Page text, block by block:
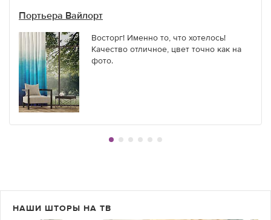
Портьера Вайлорт
Восторг! Именно то, что хотелось!
Качество отличное, цвет точно как на
фото.
НАШИ ШТОРЫ НА ТВ